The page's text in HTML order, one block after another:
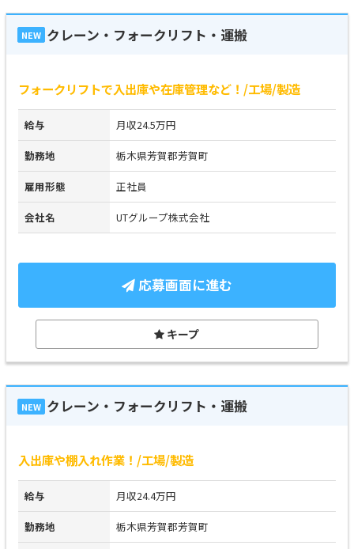
NEW クレーン・フォークリフト・運搬
フォークリフトで入出庫や在庫管理など！/工場/製造
給与 月収24.5万円
勤務地 栃木県芳賀郡芳賀町
雇用形態 正社員
会社名 UTグループ株式会社
応募画面に進む
キープ
NEW クレーン・フォークリフト・運搬
入出庫や棚入れ作業！/工場/製造
給与 月収24.4万円
勤務地 栃木県芳賀郡芳賀町